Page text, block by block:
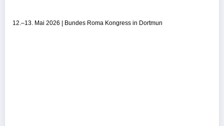
12.–13. Mai 2026 | Bundes Roma Kongress in Dortmun